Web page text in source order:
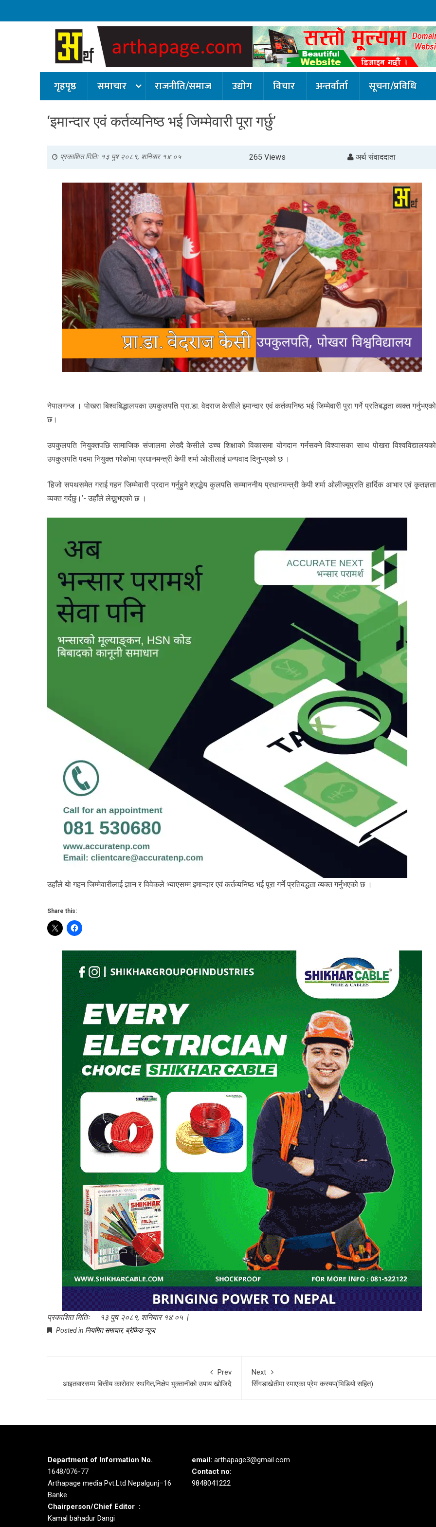
गृहपृष्ठ समाचार राजनीति/समाज उद्योग विचार अन्तर्वार्ता सूचना/प्रविधि
‘इमान्दार एवं कर्तव्यनिष्ठ भई जिम्मेवारी पूरा गर्छु’
प्रकाशित मितिः १३ पुष २०८१, शनिबार १४:०५ 265 Views अर्थ संवाददाता
नेपालगन्ज । पाेखरा बिश्वबिद्धालयका उपकुलपति प्रा.डा. वेदराज केसीले इमान्दार एवं कर्तव्यनिष्ठ भई जिम्मेवारी पुरा गर्ने प्रतिबद्धता व्यक्त गर्नुभएको
छ।
उपकुलपति नियुक्तपछि सामाजिक संजालमा लेख्दै केसीले उच्च शिक्षाको विकासमा योगदान गर्नसक्ने विश्वासका साथ पोखरा विश्वविद्यालयको
उपकुलपति पदमा नियुक्त गरेकाेमा प्रधानमन्त्री केपी शर्मा ओलीलाई धन्यवाद दिनुभएको छ ।
‘हिजो सपथसमेत गराई गहन जिम्मेवारी प्रदान गर्नुहुने श्रद्धेय कुलपति सम्माननीय प्रधानमन्त्री केपी शर्मा ओलीज्यूप्रति हार्दिक आभार एवं कृतज्ञता
व्यक्त गर्दछु।’- उहाँले लेख्नुभएको छ ।
उहाँले याे गहन जिम्मेवारीलाई ज्ञान र विवेकले भ्याएसम्म इमान्दार एवं कर्तव्यनिष्ठ भई पूरा गर्ने प्रतिबद्धता व्यक्त गर्नुभएको छ ।
Share this:
प्रकाशित मितिः १३ पुष २०८१, शनिबार १४:०५ |
Posted in नियमित समाचार, ब्रेकिङ न्यूज
Prev
आइतबारसम्म बित्तीय काराेवार स्थगित,निक्षेप भुक्तानीको उपाय खाेजिदै
Next
सिँगडाखेतीमा रमाएका प्रेम कस्यप(भिडियो सहित)
Department of Information No.
1648/076-77
Arthapage media Pvt.Ltd Nepalgunj–16
Banke
Chairperson/Chief Editor :
Kamal bahadur Dangi
email: arthapage3@gmail.com
Contact no:
9848041222